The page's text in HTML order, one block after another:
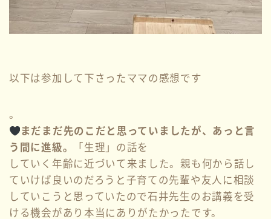
以下は参加して下さったママの感想です
。
まだまだ先のこだと思っていましたが、あっと言
う間に進級。
「生理」の話を
していく年齢に近づいて来ました。親も何から話し
ていけば良いのだろうと子育ての先輩や友人に相談
していこうと思っていたので石井先生のお講義を受
ける機会があり本当にありがたかったです。